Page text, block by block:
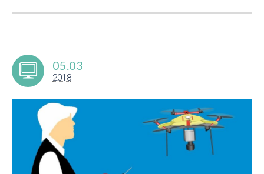
05.03
2018